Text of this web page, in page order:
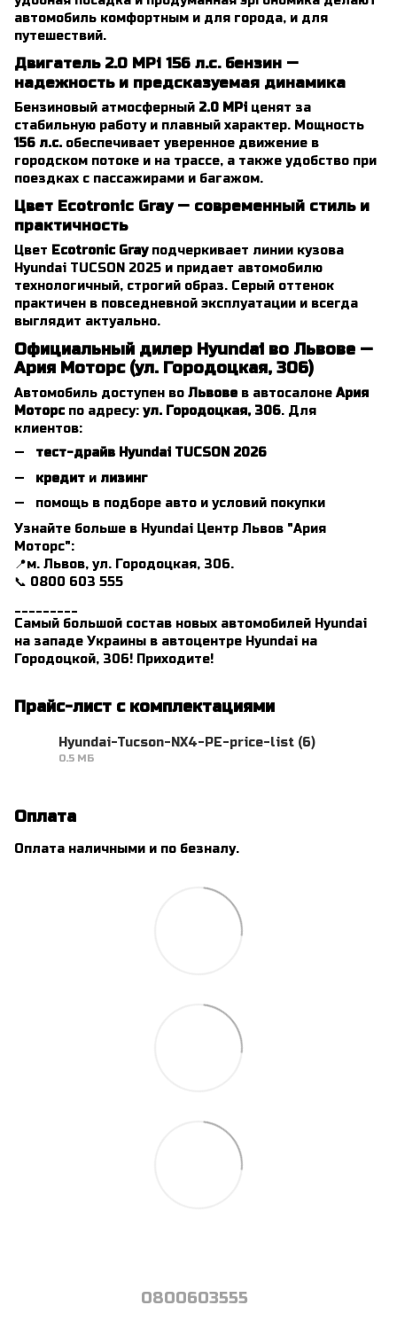
автомобиль комфортным и для города, и для
путешествий.
Двигатель 2.0 MPi 156 л.с. бензин —
надежность и предсказуемая динамика
Бензиновый атмосферный 2.0 MPi ценят за
стабильную работу и плавный характер. Мощность
156 л.с. обеспечивает уверенное движение в
городском потоке и на трассе, а также удобство при
поездках с пассажирами и багажом.
Цвет Ecotronic Gray — современный стиль и
практичность
Цвет Ecotronic Grayподчеркивает линии кузова
Hyundai TUCSON 2025 и придает автомобилю
технологичный, строгий образ. Серый оттенок
практичен в повседневной эксплуатации и всегда
выглядит актуально.
Официальный дилер Hyundai во Львове —
Ария Моторс (ул. Городоцкая, 306)
Автомобиль доступен во Львове в автосалоне Ария
Моторс по адресу: ул. Городоцкая, 306. Для
клиентов:
тест-драйв Hyundai TUCSON 2026
кредит и лизинг
помощь в подборе авто и условий покупки
Узнайте больше в Hyundai Центр Львов "Ария
Моторс":
📍м. Львов, ул. Городоцкая, 306.
📞 0800 603 555
Самый большой состав новых автомобилей Hyundai
на западе Украины в автоцентре Hyundai на
Городоцкой, 306! Приходите!
Прайс-лист с комплектациями
Hyundai-Tucson-NX4-PE-price-list (6)
0.5 МБ
Оплата
Оплата наличными и по безналу.
0800603555